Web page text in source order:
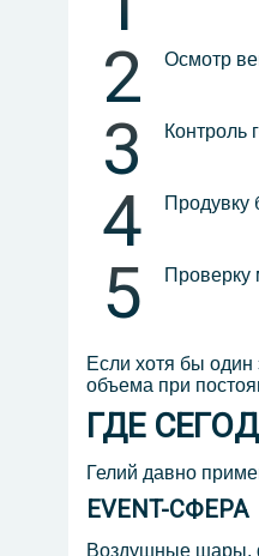
Осмотр
Контроль
Продувку
Проверку
Если хотя бы один
объема при
ГДЕ
Гелий давно
EVENT-СФЕРА
Воздушные шары,